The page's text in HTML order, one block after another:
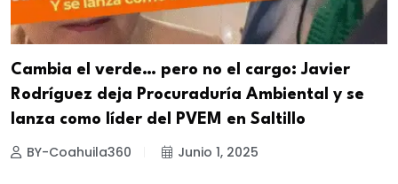
Cambia el verde… pero no el cargo: Javier
Rodríguez deja Procuraduría Ambiental y se
lanza como líder del PVEM en Saltillo
BY-Coahuila360 Junio 1, 2025